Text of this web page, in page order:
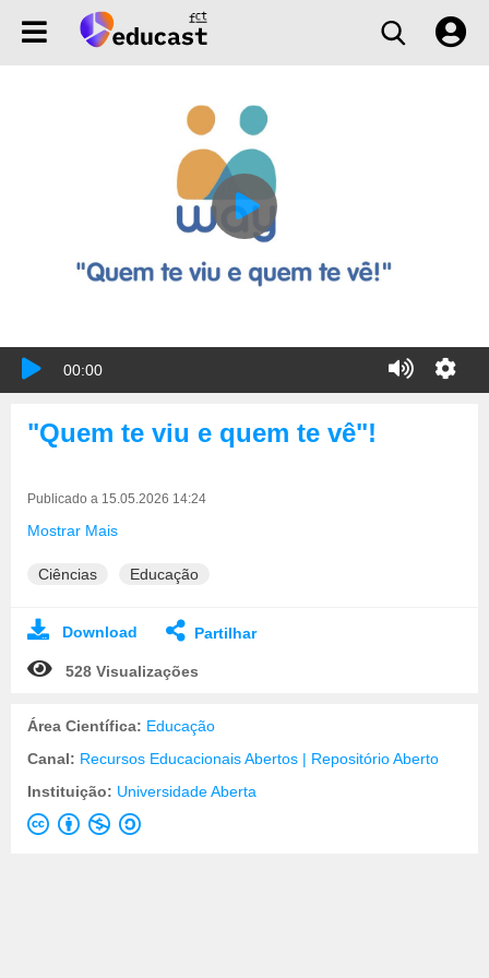
00:00
"Quem te viu e quem te vê"!
Publicado a 15.05.2026 14:24
Mostrar Mais
Ciências Educação
Download Partilhar
528 Visualizações
Área Científica: Educação
Canal: Recursos Educacionais Abertos | Repositório Aberto
Instituição: Universidade Aberta